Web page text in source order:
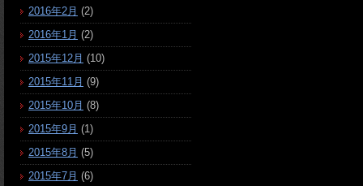
2016年2月 (2)
2016年1月 (2)
2015年12月 (10)
2015年11月 (9)
2015年10月 (8)
2015年9月 (1)
2015年8月 (5)
2015年7月 (6)